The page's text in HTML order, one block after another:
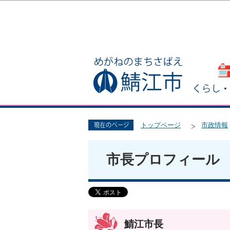
トップページ 市政情報
市長プロフィール
鯖江市長